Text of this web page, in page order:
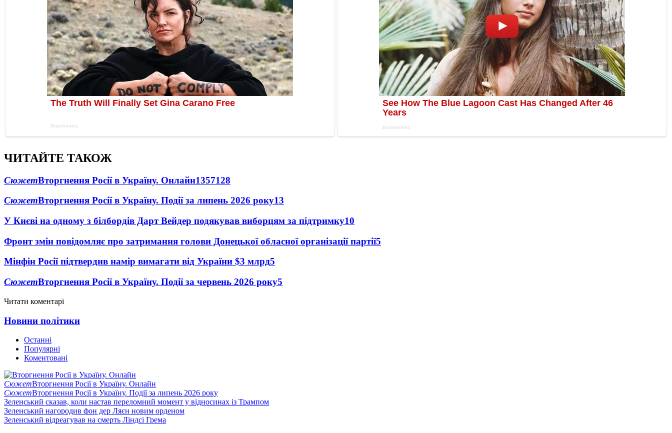
ЧИТАЙТЕ ТАКОЖ
СюжетВторгнення Росії в Україну. Онлайн1357128
СюжетВторгнення Росії в Україну. Події за липень 2026 року13
У Києві на одному з білбордів Дарт Вейдер подякував виборцям за підтримку10
Фронт змін повідомляє про затримання голови Донецької обласної організації партії5
Мінфін Росії підтвердив намір вимагати від України $3 млрд5
СюжетВторгнення Росії в Україну. Події за червень 2026 року5
Читати коментарі
Новини політики
Останні
Популярні
Коментовані
СюжетВторгнення Росії в Україну. Онлайн
СюжетВторгнення Росії в Україну. Події за липень 2026 року
Зеленський сказав, коли настав переломний момент у відносинах із Трампом
Зеленський нагородив фон дер Ляєн новим орденом
Зеленський відреагував на смерть Ліндсі Грема